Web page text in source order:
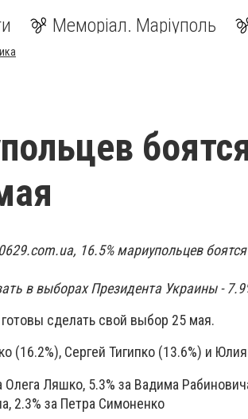
Меморіал. Маріуполь
16.5% мариупольцев
в выборах Президента Украины -
сделать свой выбор 25 мая.
(16.2%), Сергей Тигипко (13.6%) и
Олега Ляшко, 5.3% за Вадима
2.3% за Петра Симоненко